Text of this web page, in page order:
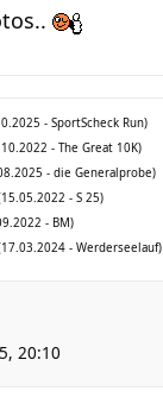
- SportScheck Run)
- The Great 10K)
- die Generalprobe)
- S 25)
- BM)
- Werderseelauf)
20:10